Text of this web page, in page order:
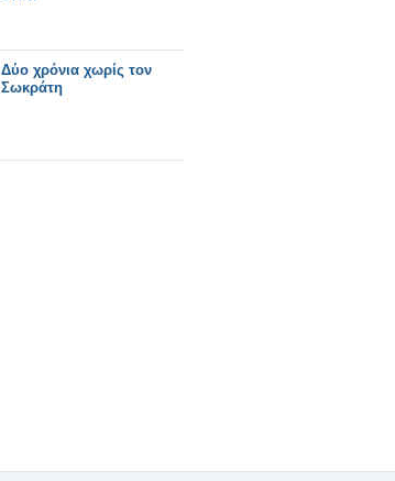
Δύο χρόνια χωρίς τον
Σωκράτη